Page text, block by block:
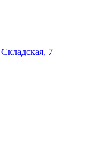
Складская, 7